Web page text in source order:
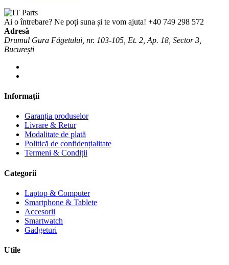
Ai o întrebare? Ne poți suna și te vom ajuta! +40 749 298 572
Adresă
Drumul Gura Făgetului, nr. 103-105, Et. 2, Ap. 18, Sector 3,
București
Informații
Garanția produselor
Livrare & Retur
Modalitate de plată
Politică de confidențialitate
Termeni & Condiții
Categorii
Laptop & Computer
Smartphone & Tablete
Accesorii
Smartwatch
Gadgeturi
Utile